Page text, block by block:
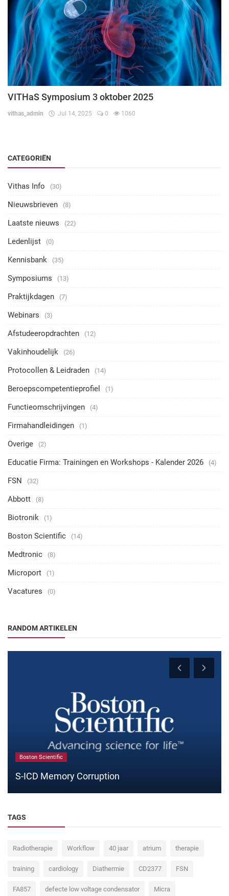
VITHaS Symposium 3 oktober 2025
vithas_admin Jul 14, 2025 0 1060
CATEGORIËN
Vithas Info (30)
Nieuwsbrieven (8)
Laatste nieuws (22)
Ledenlijst (0)
Kennisbank (35)
Symposiums (13)
Praktijkdagen (7)
Webinars (3)
Afstudeeropdrachten (12)
Vakinhoudelijk (26)
Protocollen & Leidraden (14)
Beroepscompetentieprofiel (1)
Functieomschrijvingen (4)
Firmahandleidingen (1)
Overige (2)
Educatie Firma: Trainingen en Workshops - Kalender 2026 (4)
FSN (32)
Abbott (8)
Biotronik (1)
Boston Scientific (14)
Medtronic (8)
Microport (1)
Vacatures (0)
RANDOM ARTIKELEN
Boston Scientific
S-ICD Memory Corruption
TAGS
Radiotherapie Workflow 40 jaar atrium therapie
training cardiology Diathermie CD2377 FSN
FA857 defecte low voltage condensator Micra